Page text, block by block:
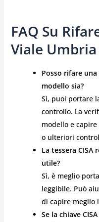
FAQ Su
Viale
Posso rifare una
modello sia?
Sì, puoi portare
controllo. La
modello e capire
o ulteriori
La tessera CISA
utile?
Sì, è meglio
leggibile. Può
di capire meglio
Se la chiave